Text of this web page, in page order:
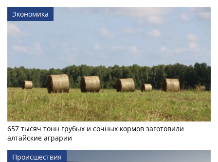
Экономика
657 тысяч тонн грубых и сочных кормов заготовили
алтайские аграрии
Происшествия